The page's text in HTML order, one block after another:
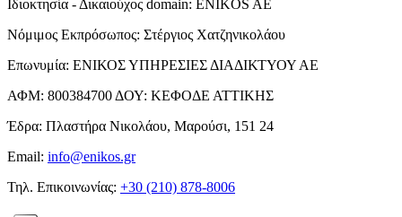
Ιδιοκτησία - Δικαιούχος domain: ENIKOS AE
Νόμιμος Εκπρόσωπος: Στέργιος Χατζηνικολάου
Επωνυμία: ΕΝΙΚΟΣ ΥΠΗΡΕΣΙΕΣ ΔΙΑΔΙΚΤΥΟΥ ΑΕ
ΑΦΜ: 800384700 ΔΟΥ: ΚΕΦΟΔΕ ΑΤΤΙΚΗΣ
Έδρα: Πλαστήρα Νικολάου, Μαρούσι, 151 24
Email: info@enikos.gr
Τηλ. Επικοινωνίας: +30 (210) 878-8006